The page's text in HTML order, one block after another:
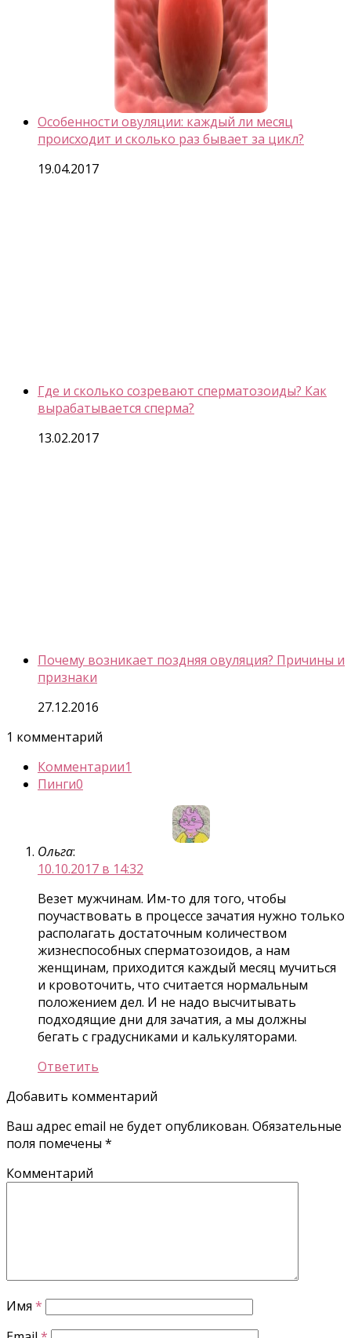
Особенности овуляции: каждый ли месяц
происходит и сколько раз бывает за цикл?
19.04.2017
Где и сколько созревают сперматозоиды? Как
вырабатывается сперма?
13.02.2017
Почему возникает поздняя овуляция? Причины и
признаки
27.12.2016
1 комментарий
Комментарии1
Пинги0
Ольга:
10.10.2017 в 14:32
Везет мужчинам. Им-то для того, чтобы
поучаствовать в процессе зачатия нужно только
располагать достаточным количеством
жизнеспособных сперматозоидов, а нам
женщинам, приходится каждый месяц мучиться
и кровоточить, что считается нормальным
положением дел. И не надо высчитывать
подходящие дни для зачатия, а мы должны
бегать с градусниками и калькуляторами.
Ответить
Добавить комментарий
Ваш адрес email не будет опубликован. Обязательные
поля помечены *
Комментарий
Имя *